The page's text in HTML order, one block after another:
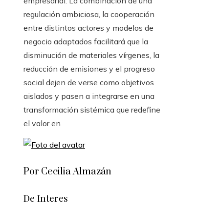
regulación ambiciosa, la cooperación
entre distintos actores y modelos de
negocio adaptados facilitará que la
disminución de materiales vírgenes, la
reducción de emisiones y el progreso
social dejen de verse como objetivos
aislados y pasen a integrarse en una
transformación sistémica que redefine
el valor en
Por Cecilia Almazán
De Interes